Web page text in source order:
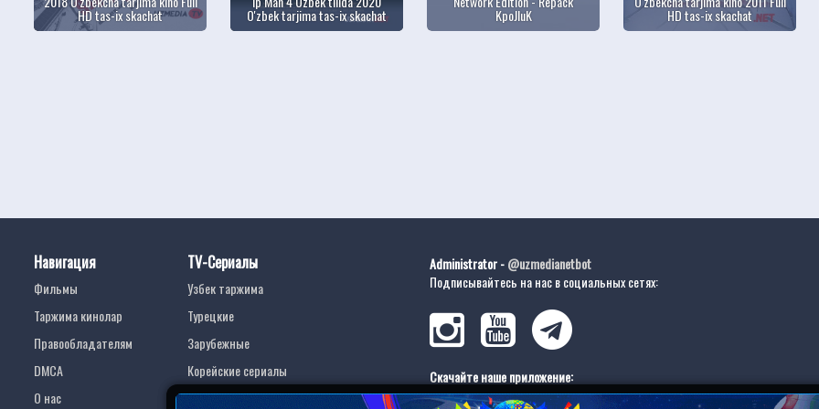
HD tas-ix skachat O'zbek tarjima tas-ix skachat KpoJIuK HD tas-ix skachat
Навигация
Фильмы
Таржима кинолар
Правообладателям
DMCA
О нас
TV-Сериалы
Узбек таржима
Турецкие
Зарубежные
Корейские сериалы
Индийские сериалы
Administrator -@uzmedianetbot
Подписывайтесь на нас в социальных сетях:
Скачайте наше приложение: